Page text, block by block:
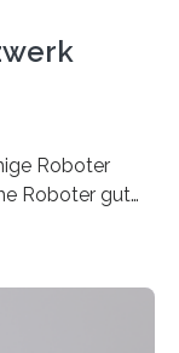
Roboter
Roboter gut
Curie
sich
15